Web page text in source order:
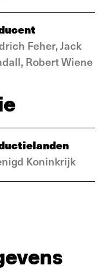
Feher, Jack
Robert Wiene
Koninkrijk